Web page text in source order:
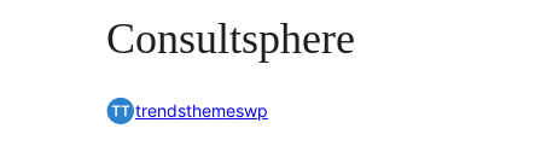
Consultsphere
trendsthemeswp